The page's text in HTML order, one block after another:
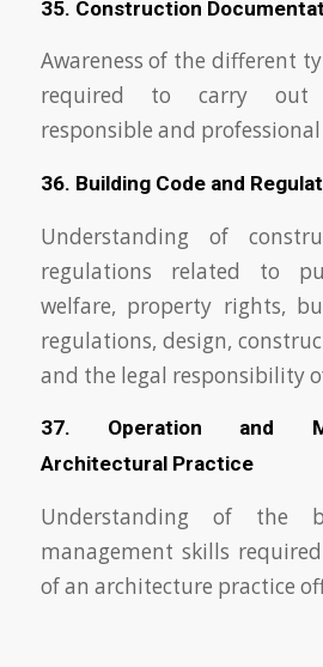
35. Construction
Awareness of the different
required to carry out
responsible and professional
36. Building Code and
Understanding of
regulations related to
welfare, property rights,
regulations, design,
and the legal responsibility
37. Operation and
Architectural Practice
Understanding of the
management skills
of an architecture practice